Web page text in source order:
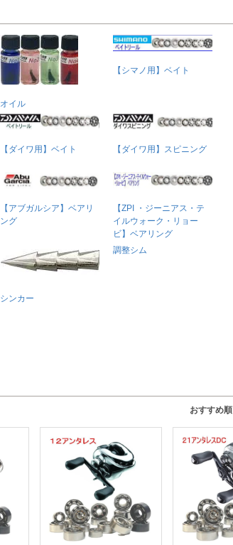
オイル
【シマノ用】ベイト
【ダイワ用】ベイト 【ダイワ用】スピニング
【アブガルシア】ベアリ
ング
【ZPI ・ジーニアス・テ
イルウォーク・リョー
ビ】ベアリング
シンカー
調整シム
おすすめ順